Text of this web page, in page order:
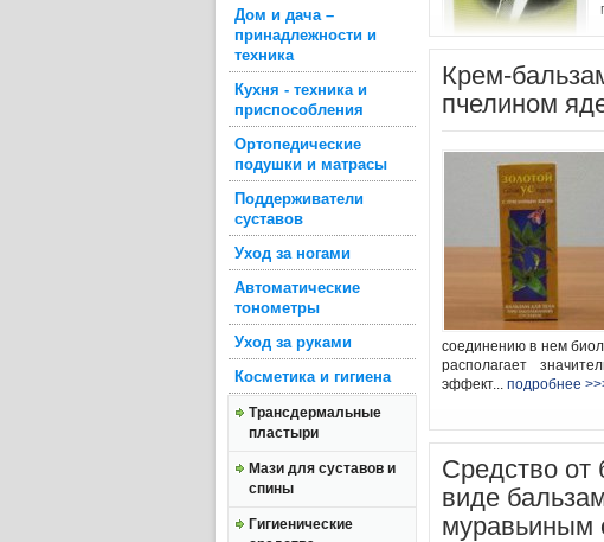
Дом и дача –
принадлежности и
техника
Кухня - техника и
приспособления
Ортопедические
подушки и матрасы
Поддерживатели
суставов
Уход за ногами
Автоматические
тонометры
Уход за руками
Косметика и гигиена
Трансдермальные
пластыри
Мази для суставов и
спины
Гигиенические
Крем-
пчелином
соединению в нем
располагает
эффект... подробнее
Средство от
виде
муравьиным